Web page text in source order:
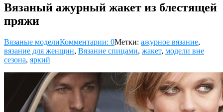
Вязаный ажурный жакет из блестящей
пряжи
Вязаные моделиКомментарии: 0Метки: ажурное вязание,
вязание для женщин, Вязание спицами, жакет, модели вне
сезона, яркий